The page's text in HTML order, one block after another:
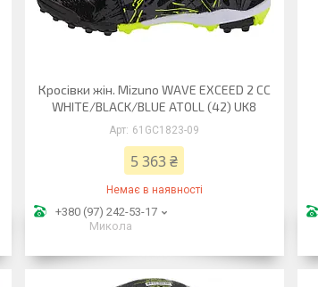
Кросівки жін. Mizuno WAVE EXCEED 2 CC
WHITE/BLACK/BLUE ATOLL (42) UK8
61GC1823-09
5 363 ₴
Немає в наявності
+380 (97) 242-53-17
Микола